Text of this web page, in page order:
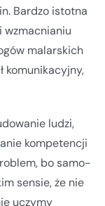
Bardzo istotna
wzmacnianiu
malarskich
komunikacyjny,
ludzi,
kompetencji
bo samo-
sensie, że nie
uczymy